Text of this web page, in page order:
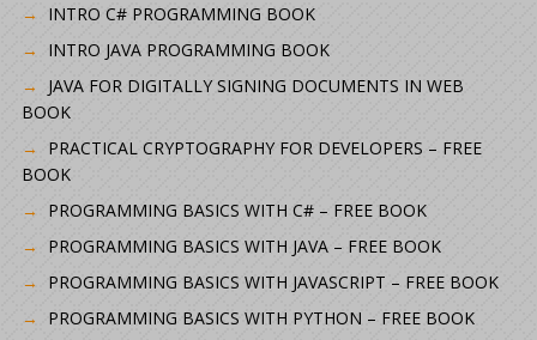
INTRO C# PROGRAMMING BOOK
INTRO JAVA PROGRAMMING BOOK
JAVA FOR DIGITALLY SIGNING DOCUMENTS IN WEB
BOOK
PRACTICAL CRYPTOGRAPHY FOR DEVELOPERS – FREE
BOOK
PROGRAMMING BASICS WITH C# – FREE BOOK
PROGRAMMING BASICS WITH JAVA – FREE BOOK
PROGRAMMING BASICS WITH JAVASCRIPT – FREE BOOK
PROGRAMMING BASICS WITH PYTHON – FREE BOOK